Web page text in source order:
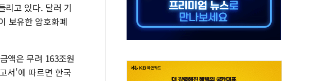
수리 야산서 산불 진화 중...진화헬기 3대 투입
직 책임' 임성근 전 사단장 항소심도 징역 3년
리고 있다. 달러 기
보유한 암호화폐
액은 무려 163조원
서'에 따르면 한국